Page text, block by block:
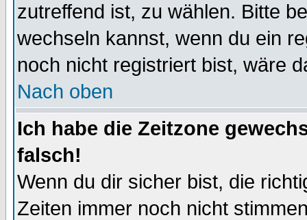
zutreffend ist, zu wählen. Bitte
wechseln kannst, wenn du ein
noch nicht registriert bist, wäre
Nach oben
Ich habe die Zeitzone
falsch!
Wenn du dir sicher bist, die
Zeiten immer noch nicht